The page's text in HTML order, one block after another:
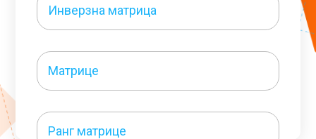
Инверзна матрица
Матрице
Ранг матрице